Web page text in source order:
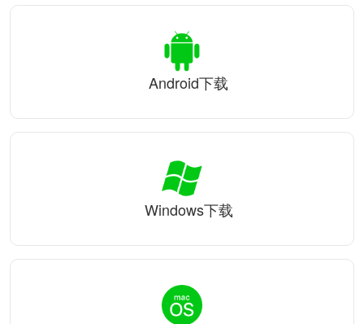
Android下载
Windows下载